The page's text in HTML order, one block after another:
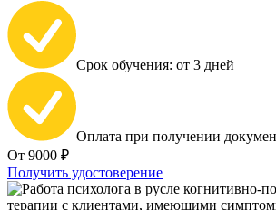
Срок обучения: от 3 дней
Оплата при получении
От 9000 ₽
Получить удостоверение